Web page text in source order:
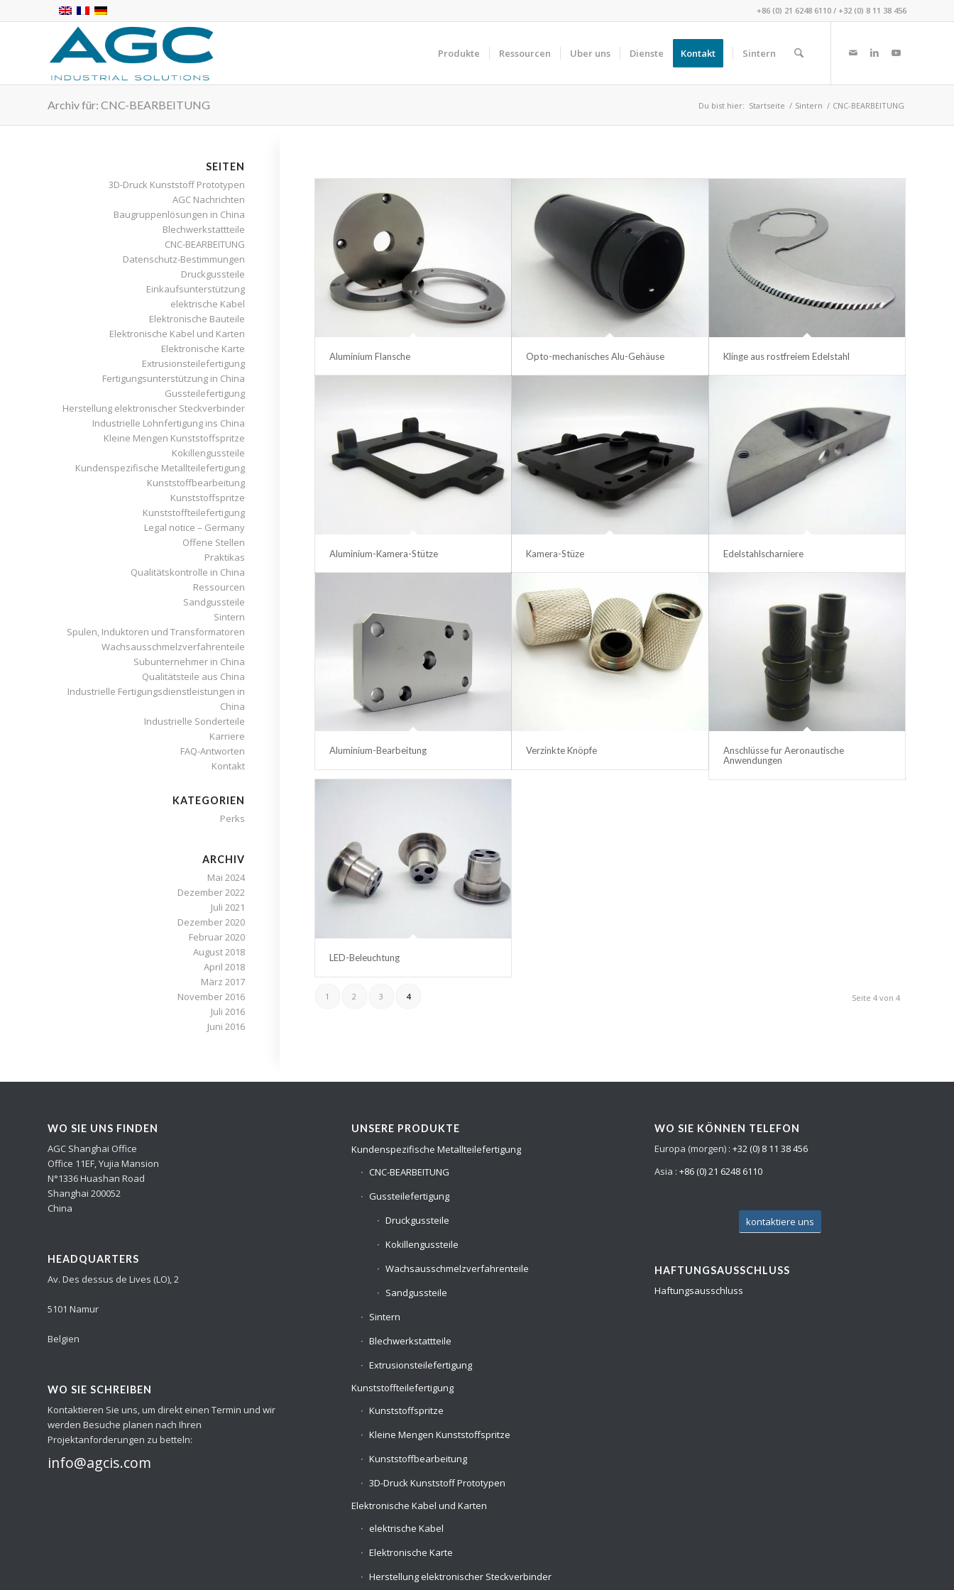
+86 (0) 21 6248 6110 / +32 (0) 8 11 38 456
Produkte Ressourcen Uber uns Dienste Kontakt Sintern
Archiv für: CNC-BEARBEITUNG Du bist hier: Startseite / Sintern / CNC-BEARBEITUNG
Aluminium Flansche Opto-mechanisches Alu-Gehäuse Klinge aus rostfreiem Edelstahl
Aluminium-Kamera-Stütze Kamera-Stüze Edelstahlscharniere
Aluminium-Bearbeitung Verzinkte Knöpfe
Anschlüsse fur Aeronautische
Anwendungen
LED-Beleuchtung
Seite 4 von 4
1 2 3 4
SEITEN
3D-Druck Kunststoff Prototypen
AGC Nachrichten
Baugruppenlösungen in China
Blechwerkstattteile
CNC-BEARBEITUNG
Datenschutz-Bestimmungen
Druckgussteile
Einkaufsunterstützung
elektrische Kabel
Elektronische Bauteile
Elektronische Kabel und Karten
Elektronische Karte
Extrusionsteilefertigung
Fertigungsunterstützung in China
Gussteilefertigung
Herstellung elektronischer Steckverbinder
Industrielle Lohnfertigung ins China
Kleine Mengen Kunststoffspritze
Kokillengussteile
Kundenspezifische Metallteilefertigung
Kunststoffbearbeitung
Kunststoffspritze
Kunststoffteilefertigung
Legal notice – Germany
Offene Stellen
Praktikas
Qualitätskontrolle in China
Ressourcen
Sandgussteile
Sintern
Spulen, Induktoren und Transformatoren
Wachsausschmelzverfahrenteile
Subunternehmer in China
Qualitätsteile aus China
Industrielle Fertigungsdienstleistungen in
China
Industrielle Sonderteile
Karriere
FAQ-Antworten
Kontakt
KATEGORIEN
Perks
ARCHIV
Mai 2024
Dezember 2022
Juli 2021
Dezember 2020
Februar 2020
August 2018
April 2018
März 2017
November 2016
Juli 2016
Juni 2016
WO SIE UNS FINDEN
AGC Shanghai Office
Office 11EF, Yujia Mansion
N°1336 Huashan Road
Shanghai 200052
China
HEADQUARTERS
Av. Des dessus de Lives (LO), 2
5101 Namur
Belgien
WO SIE SCHREIBEN
Kontaktieren Sie uns, um direkt einen Termin und wir
werden Besuche planen nach Ihren
Projektanforderungen zu betteln:
info@agcis.com
UNSERE PRODUKTE
Kundenspezifische Metallteilefertigung
CNC-BEARBEITUNG
Gussteilefertigung
Druckgussteile
Kokillengussteile
Wachsausschmelzverfahrenteile
Sandgussteile
Sintern
Blechwerkstattteile
Extrusionsteilefertigung
Kunststoffteilefertigung
Kunststoffspritze
Kleine Mengen Kunststoffspritze
Kunststoffbearbeitung
3D-Druck Kunststoff Prototypen
Elektronische Kabel und Karten
elektrische Kabel
Elektronische Karte
Herstellung elektronischer Steckverbinder
WO SIE KÖNNEN TELEFON
Europa (morgen) :+32 (0) 8 11 38 456
Asia :+86 (0) 21 6248 6110
kontaktiere uns
HAFTUNGSAUSSCHLUSS
Haftungsausschluss